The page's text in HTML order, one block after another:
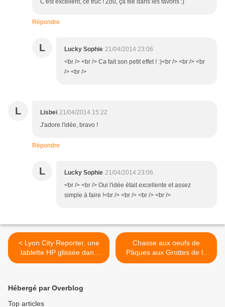
C'est excellent, ce truc ! Zou, ça file dans les favoris :)
Répondre
L Lucky Sophie 21/04/2014 23:06
<br /> <br /> Ca fait son petit effet ! :)<br /> <br /> <br
/> <br />
L Lisbei 21/04/2014 15:22
J'adore l'idée, bravo !
Répondre
L Lucky Sophie 21/04/2014 23:06
<br /> <br /> Oui l'idée était excellente et assez
simple à faire !<br /> <br /> <br /> <br />
< Lyon City Reporter, une
tablette HP glissée dans
mon sac à main !
Chasse aux oeufs de
Pâques aux Grottes de la
Balme >
Hébergé par Overblog
Top articles